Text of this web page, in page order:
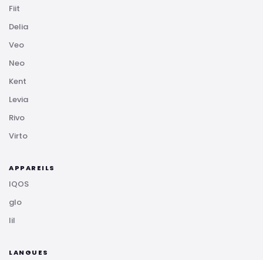
Fiit
Delia
Veo
Neo
Kent
Levia
Rivo
Virto
APPAREILS
IQOS
glo
lil
LANGUES